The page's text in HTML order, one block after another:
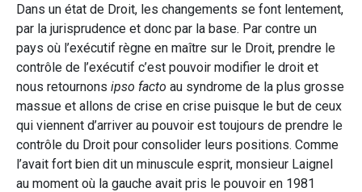
Dans un état de Droit, les changements se font lentement,
par la jurisprudence et donc par la base. Par contre un
pays où l’exécutif règne en maître sur le Droit, prendre le
contrôle de l’exécutif c’est pouvoir modifier le droit et
nous retournons ipso facto au syndrome de la plus grosse
massue et allons de crise en crise puisque le but de ceux
qui viennent d’arriver au pouvoir est toujours de prendre le
contrôle du Droit pour consolider leurs positions. Comme
l’avait fort bien dit un minuscule esprit, monsieur Laignel
au moment où la gauche avait pris le pouvoir en 1981